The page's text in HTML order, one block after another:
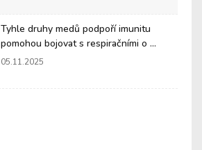
Tyhle druhy medů podpoří imunitu
pomohou bojovat s respiračními o ...
05.11.2025